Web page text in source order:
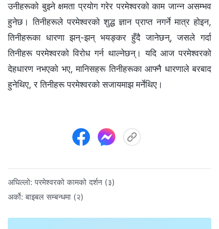
उनीहरूको बुझ्ने क्षमता प्रयोग गरेर परमेश्‍वरको काम जान्न असम्भव
हुनेछ। तिनीहरूले परमेश्‍वरको शुद्ध ज्ञान प्राप्त नगर्ने मात्र होइन,
तिनीहरूका धारणा झन्-झन् भयङ्कर हुँदै जानेछन्, जसले गर्दा
तिनीहरू परमेश्‍वरको विरोध गर्न थाल्नेछन्। यदि आज परमेश्‍वरको
देहधारण नभएको भए, मानिसहरू तिनीहरूका आफ्नै धारणाले बरबाद
हुनेथिए, र तिनीहरू परमेश्‍वरको सजायमाझ मर्नेथिए।
अघिल्लो: परमेश्‍वरको कामको दर्शन (३)
अर्को: बाइबल सम्बन्धमा (२)